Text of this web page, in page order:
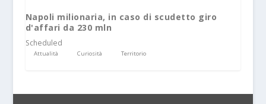
Napoli milionaria, in caso di scudetto giro
d'affari da 230 mln
Scheduled
Attualità Curiosità Territorio